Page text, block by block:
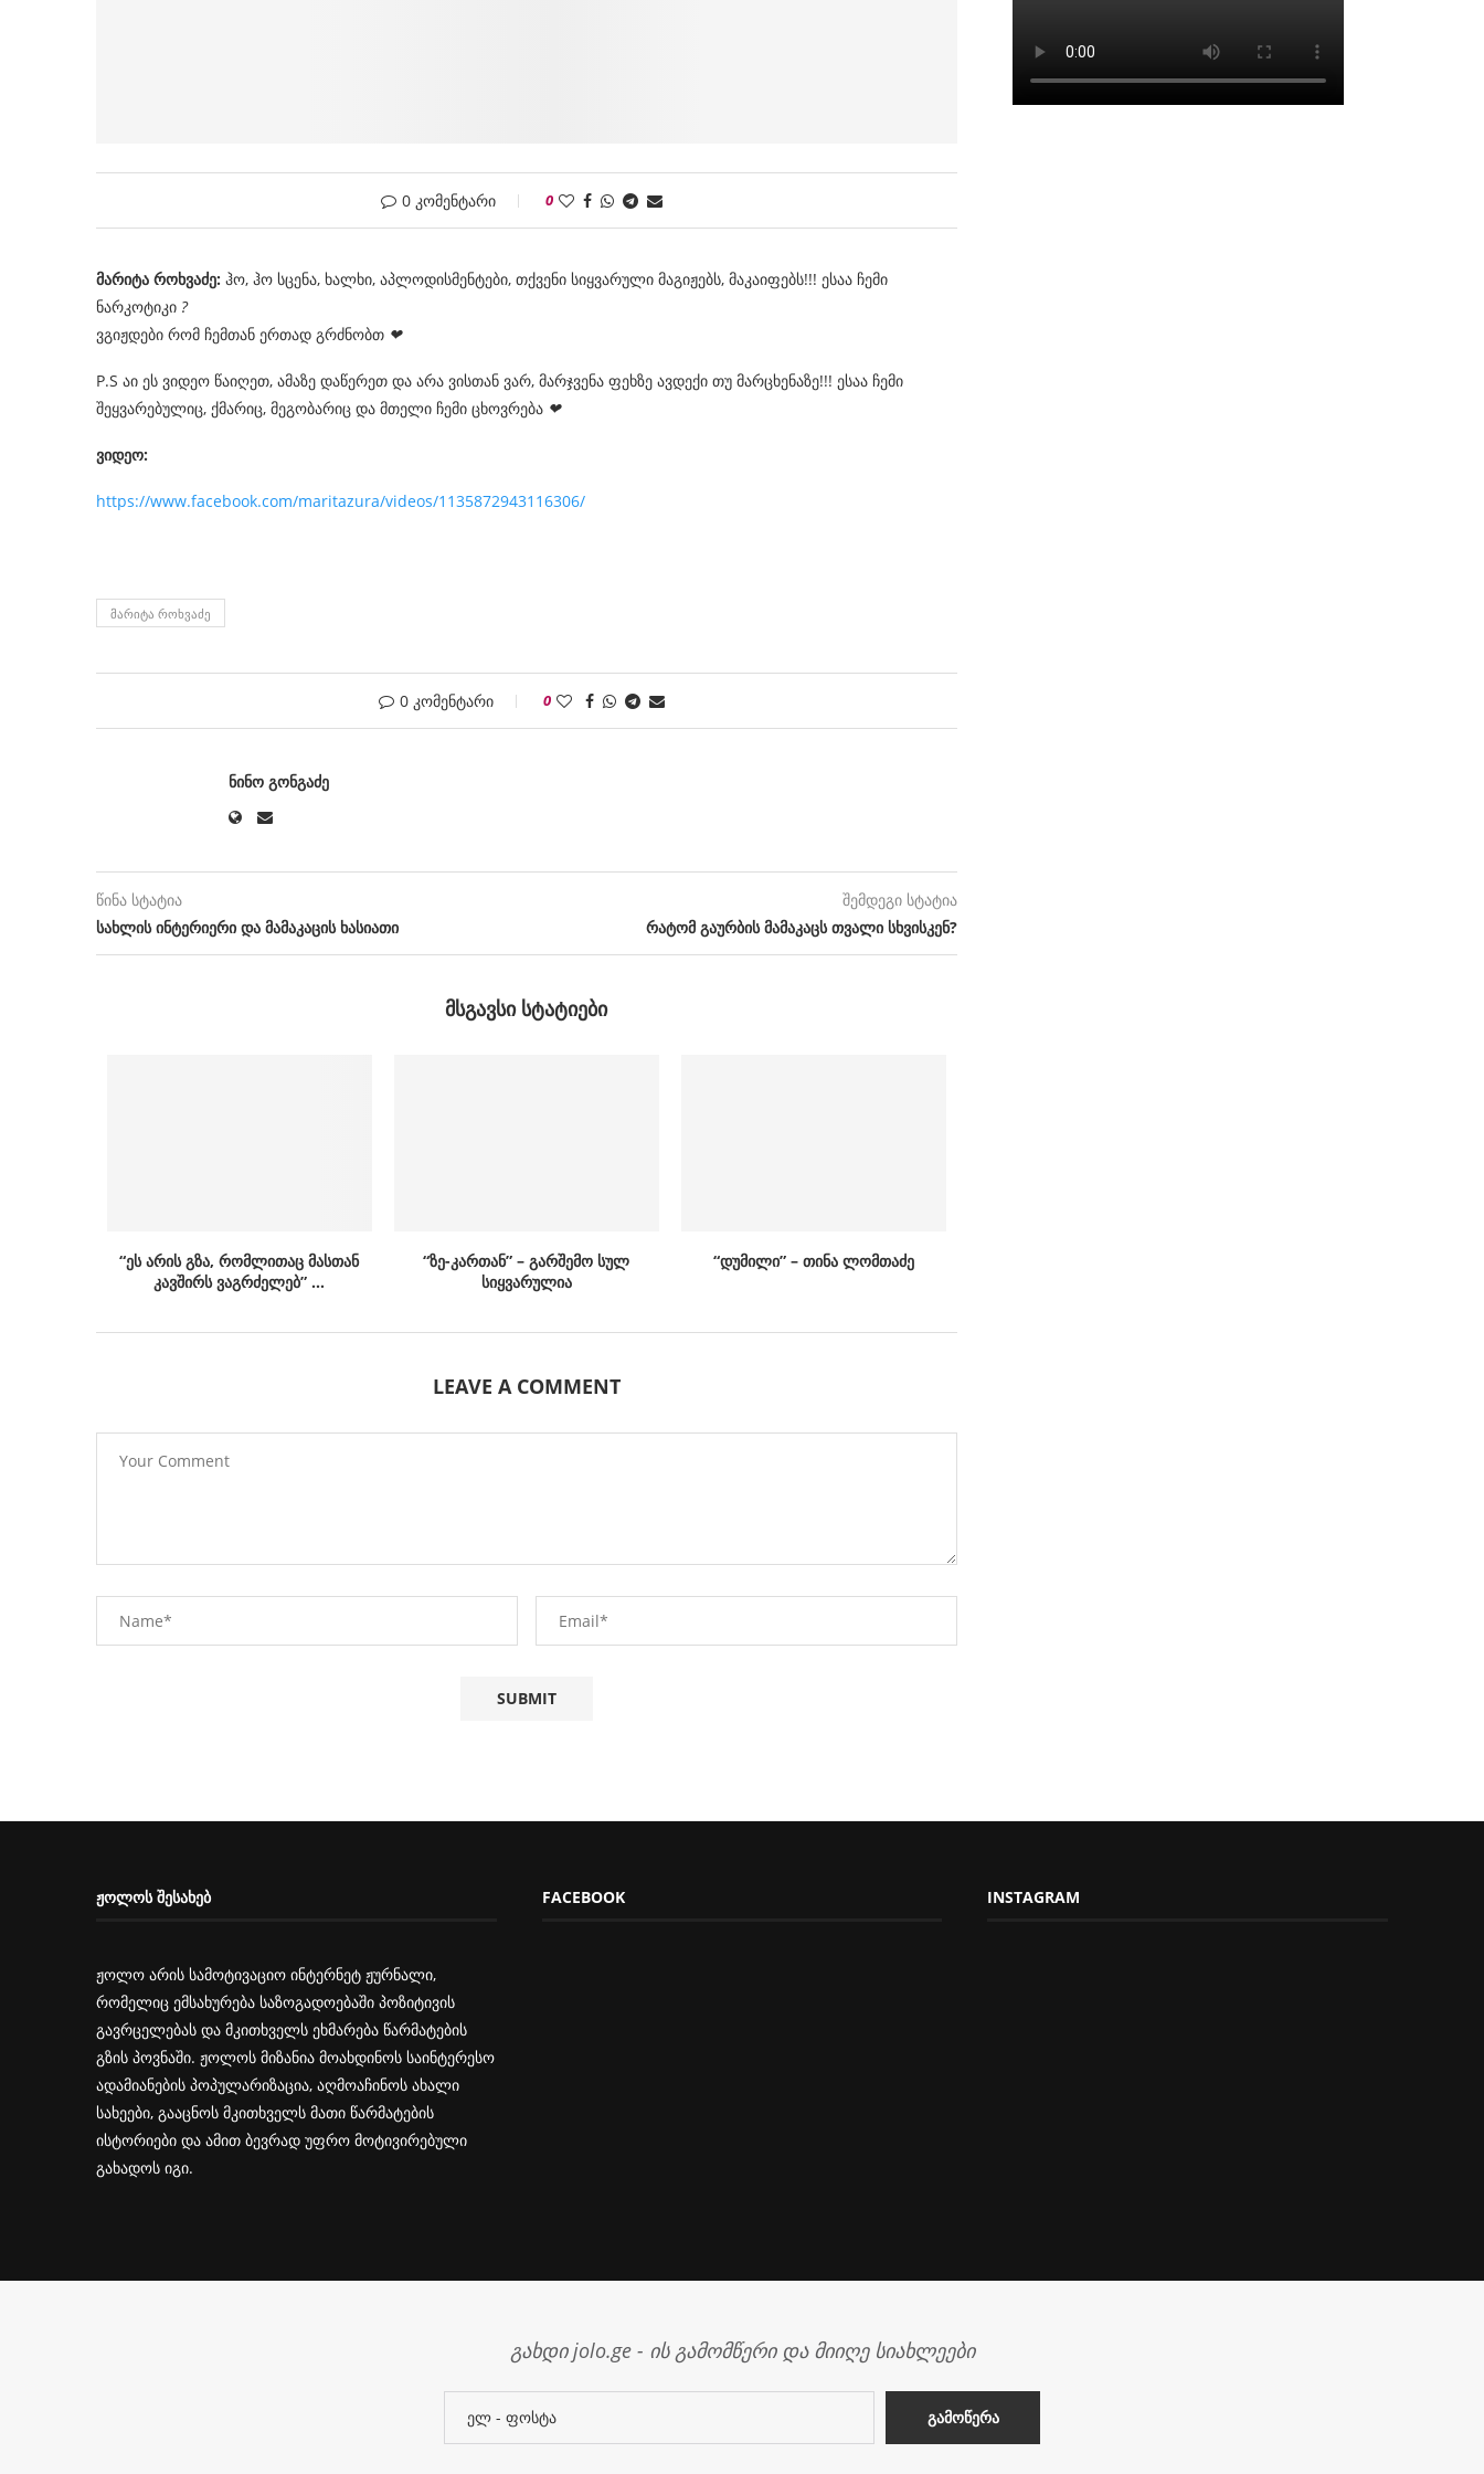
0 კომენტარი 0
მარიტა როხვაძე: ჰო, ჰო სცენა, ხალხი, აპლოდისმენტები, თქვენი სიყვარული მაგიჟებს, მაკაიფებს!!! ესაა ჩემი
ნარკოტიკი ?
ვგიჟდები რომ ჩემთან ერთად გრძნობთ ❤
P.S აი ეს ვიდეო წაიღეთ, ამაზე დაწერეთ და არა ვისთან ვარ, მარჯვენა ფეხზე ავდექი თუ მარცხენაზე!!! ესაა ჩემი
შეყვარებულიც, ქმარიც, მეგობარიც და მთელი ჩემი ცხოვრება ❤
ვიდეო:
https://www.facebook.com/maritazura/videos/1135872943116306/
ᲛᲐᲠᲘᲢᲐ ᲠᲝᲮᲕᲐᲫᲔ
0 კომენტარი 0
ᲜᲘᲜᲝ ᲒᲝᲜᲒᲐᲫᲔ
წინა სტატია
სახლის ინტერიერი და მამაკაცის ხასიათი
შემდეგი სტატია
რატომ გაურბის მამაკაცს თვალი სხვისკენ?
ᲛᲡᲒᲐᲕᲡᲘ ᲡᲢᲐᲢᲘᲔᲑᲘ
“ეს არის გზა, რომლითაც მასთან
კავშირს ვაგრძელებ” …
“ზე-კართან” – გარშემო სულ
სიყვარულია
“დუმილი” – თინა ლომთაძე
LEAVE A COMMENT
ᲟᲝᲚᲝᲡ ᲨᲔᲡᲐᲮᲔᲑ
ჟოლო არის სამოტივაციო ინტერნეტ ჟურნალი,
რომელიც ემსახურება საზოგადოებაში პოზიტივის
გავრცელებას და მკითხველს ეხმარება წარმატების
გზის პოვნაში. ჟოლოს მიზანია მოახდინოს საინტერესო
ადამიანების პოპულარიზაცია, აღმოაჩინოს ახალი
სახეები, გააცნოს მკითხველს მათი წარმატების
ისტორიები და ამით ბევრად უფრო მოტივირებული
გახადოს იგი.
FACEBOOK INSTAGRAM
გახდი jolo.ge - ის გამომწერი და მიიღე სიახლეები